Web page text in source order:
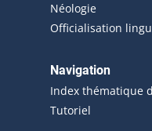
externe s'ouvrira
s'ouvrira dans une
s'ouvrira dans une
dans une nouvelle
Néologie
Officialisation
Navigation
Index thématique
Tutoriel